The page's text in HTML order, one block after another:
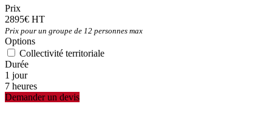
Prix
2895€ HT
Prix pour un groupe de 12 personnes max
Options
Collectivité territoriale
Durée
1 jour
7 heures
Demander un devis